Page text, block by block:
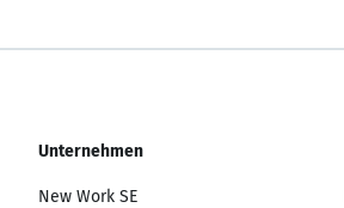
Unternehmen
New Work SE